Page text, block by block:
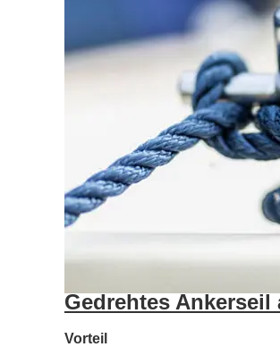
Gedrehtes Ankerseil
Vorteil